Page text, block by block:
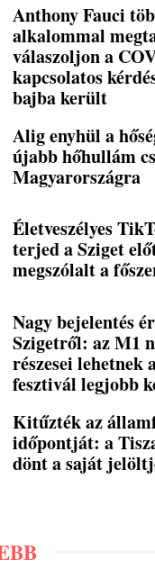
Anthony Fauci
alkalommal
válaszoljon a
kapcsolatos
bajba került
Alig enyhül a
újabb hőhullám
Magyarországra
Életveszélyes
terjed a Sziget
megszólalt a
Nagy bejelentés
Szigetről: az M1
részesei lehetnek
fesztivál legjobb
Kitűzték az
időpontját: a
dönt a saját